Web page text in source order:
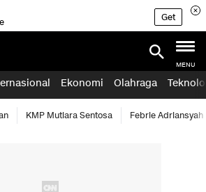
Get
MENU
Ekonomi Olahraga
KMP Mutiara Sentosa Febrie Adriansyah